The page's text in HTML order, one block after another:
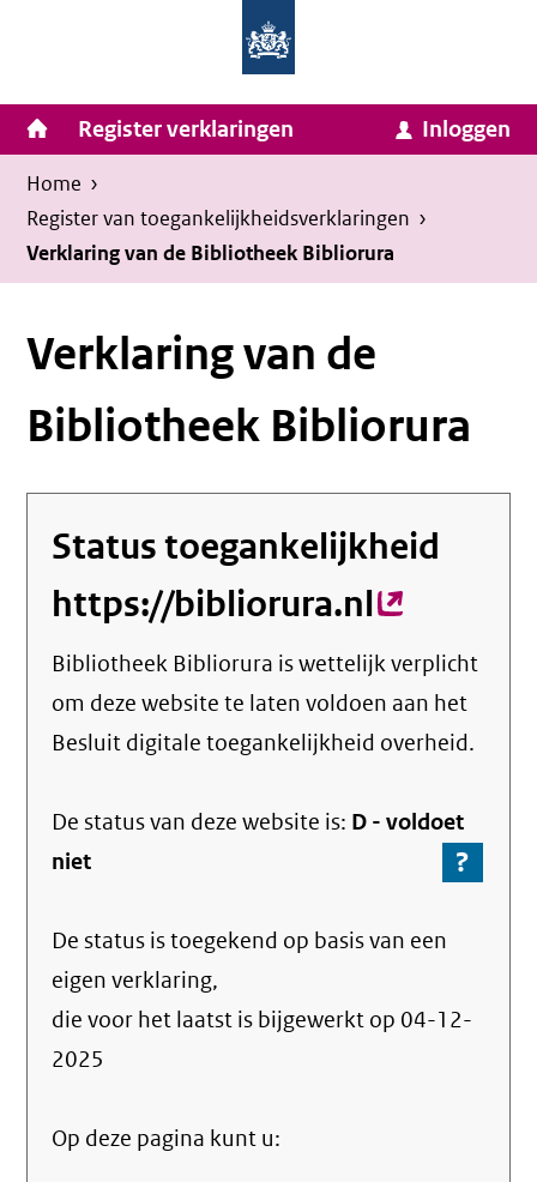
inhoud
van
Zaken
en
Koninkrijksrelaties
Homepage
van
Invulassistent
Toegankelijkheidsverklaring
Toegankelijkheidsverklaring
Hoofdnavigatie
Register verklaringen Inloggen
Kruimelpad
U
bevindt
zich
hier:
Home ›
Register van toegankelijkheids­verklaringen ›
Verklaring van de Bibliotheek Bibliorura
Verklaring van de
Bibliotheek Bibliorura
Status toegankelijkheid
https://bibliorura.nl(externe
link)
Bibliotheek Bibliorura is wettelijk verplicht
om deze website te laten voldoen aan het
Besluit digitale toegankelijkheid overheid.
De status van dezewebsite is: D -voldoet
niet
?
Ga
over
De status is toegekend op basis van een
eigen verklaring,
die voor het laatst is bijgewerkt op 04-12-
2025
Op deze pagina kunt u: